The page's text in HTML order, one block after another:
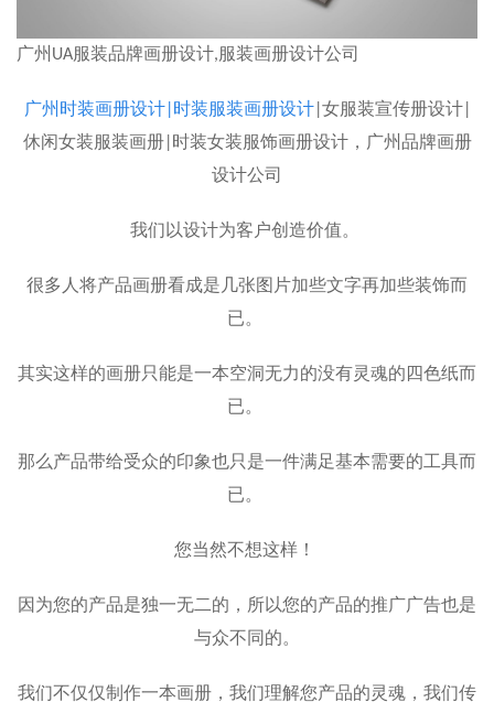
广州UA服装品牌画册设计,服装画册设计公司
广州时装画册设计| 时装服装画册设计|女服装宣传册设计|
休闲女装服装画册|时装女装服饰画册设计，广州品牌画册
设计公司
我们以设计为客户创造价值。
很多人将产品画册看成是几张图片加些文字再加些装饰而
已。
其实这样的画册只能是一本空洞无力的没有灵魂的四色纸而
已。
那么产品带给受众的印象也只是一件满足基本需要的工具而
已。
您当然不想这样！
因为您的产品是独一无二的，所以您的产品的推广广告也是
与众不同的。
我们不仅仅制作一本画册，我们理解您产品的灵魂，我们传